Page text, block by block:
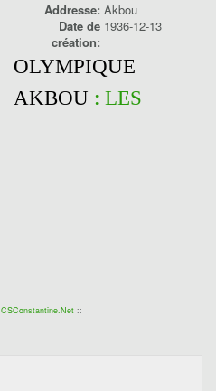
Addresse: Akbou
Date de
création:
1936-12-13
OLYMPIQUE
AKBOU : LES
CSConstantine.Net::